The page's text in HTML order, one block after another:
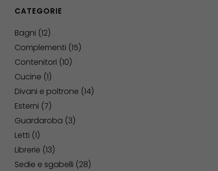
CATEGORIE
Bagni 12
Complementi 15
Contenitori 10
Cucine 1
Divani e poltrone 14
Esterni 7
Guardaroba 3
Letti 1
Librerie 13
Sedie e sgabelli 28